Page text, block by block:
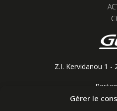
Gérer le
Z.I. Kervidanou 1 -